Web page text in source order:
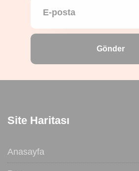
Gönder
Site Haritası
Anasayfa